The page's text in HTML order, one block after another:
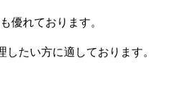
優れております。
たい方に適しております。